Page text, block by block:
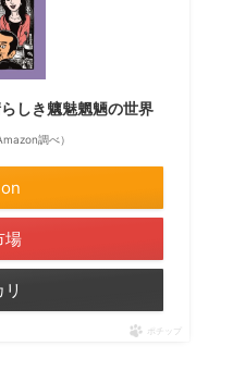
しき魑魅魍魎の世界
調べ）
場
ポチップ